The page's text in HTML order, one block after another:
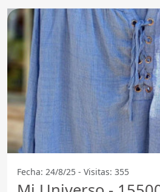
Fecha: 24/8/25 - Visitas: 355